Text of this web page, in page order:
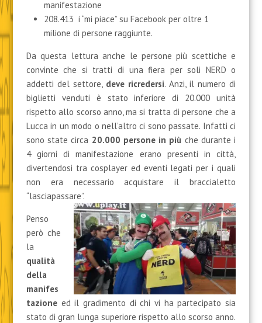
manifestazione
208.413 i “mi piace” su Facebook per oltre 1
milione di persone raggiunte.
Da questa lettura anche le persone più scettiche e
convinte che si tratti di una fiera per soli NERD o
addetti del settore, deve ricredersi. Anzi, il numero di
biglietti venduti è stato inferiore di 20.000 unità
rispetto allo scorso anno, ma si tratta di persone che a
Lucca in un modo o nell’altro ci sono passate. Infatti ci
sono state circa 20.000 persone in più che durante i
4 giorni di manifestazione erano presenti in città,
divertendosi tra cosplayer ed eventi legati per i quali
non era necessario acquistare il braccialetto
“lasciapassare”.
Penso
però che
la
qualità
della
manifes
tazioneed il gradimento di chi vi ha partecipato sia
stato di gran lunga superiore rispetto allo scorso anno.